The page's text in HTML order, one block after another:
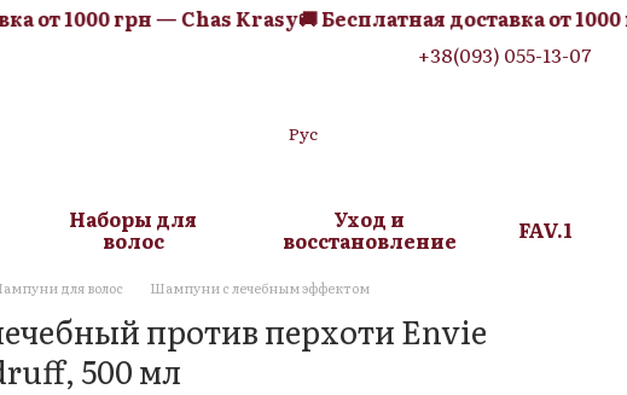
1000 грн — Chas Krasy🚚 Бесплатная доставка от 1000
+38(093) 055-13-07
Рус
Наборы для
волос
Уход и
восстановление FAV.1
для волос Шампуни с лечебным эффектом
против перхоти Envie
500 мл